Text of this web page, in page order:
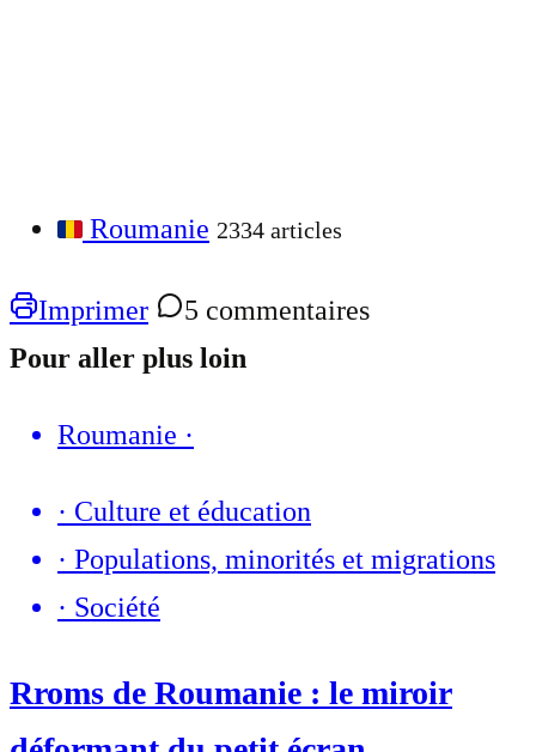
Roumanie 2334 articles
Imprimer
5 commentaires
Pour aller plus loin
Roumanie ·
· Culture et éducation
· Populations, minorités et migrations
· Société
Rroms de Roumanie : le miroir